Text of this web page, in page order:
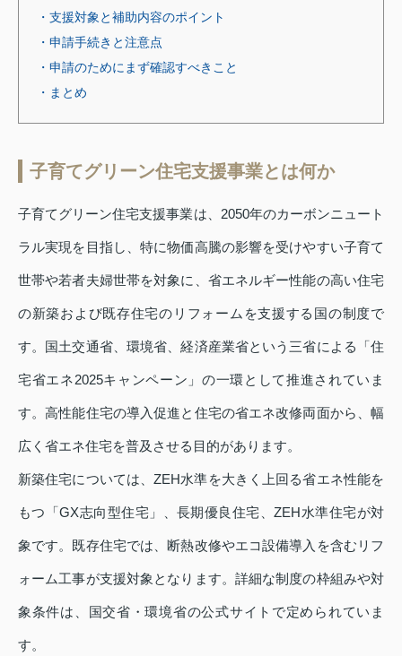
・支援対象と補助内容のポイント
・申請手続きと注意点
・申請のためにまず確認すべきこと
・まとめ
子育てグリーン住宅支援事業とは何か
子育てグリーン住宅支援事業は、2050年のカーボンニュート
ラル実現を目指し、特に物価高騰の影響を受けやすい子育て
世帯や若者夫婦世帯を対象に、省エネルギー性能の高い住宅
の新築および既存住宅のリフォームを支援する国の制度で
す。国土交通省、環境省、経済産業省という三省による「住
宅省エネ2025キャンペーン」の一環として推進されていま
す。高性能住宅の導入促進と住宅の省エネ改修両面から、幅
広く省エネ住宅を普及させる目的があります。
新築住宅については、ZEH水準を大きく上回る省エネ性能を
もつ「GX志向型住宅」、長期優良住宅、ZEH水準住宅が対
象です。既存住宅では、断熱改修やエコ設備導入を含むリフ
ォーム工事が支援対象となります。詳細な制度の枠組みや対
象条件は、国交省・環境省の公式サイトで定められていま
す。